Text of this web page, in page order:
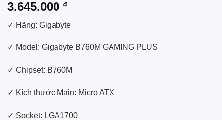
3.645.000 ₫
✓ Hãng: Gigabyte
✓ Model: Gigabyte B760M GAMING PLUS
✓ Chipset: B760M
✓ Kích thước Main: Micro ATX
✓ Socket: LGA1700